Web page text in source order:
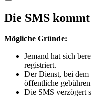
Die SMS
Mögliche Gründe:
Jemand hat sich
registriert.
Der Dienst, bei dem
öffentliche
Die SMS verzögert